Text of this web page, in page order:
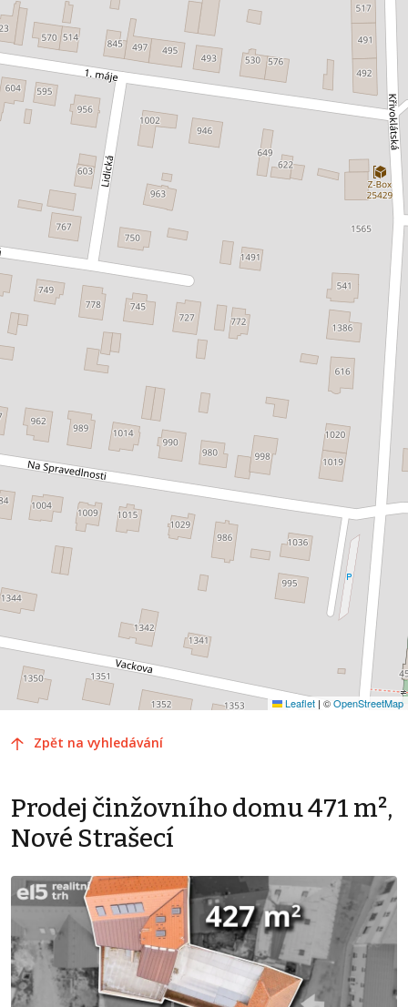
Leaflet | ©OpenStreetMap
Zpět na vyhledávání
Prodej činžovního domu 471 m²,
Nové Strašecí